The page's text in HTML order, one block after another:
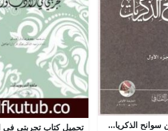
تحميل كتاب من سوانح الذكريات لحمد الجاسر بصيغة PDF مجانا